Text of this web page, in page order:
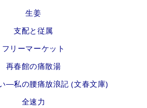
生姜
支配と従属
フリーマーケット
再春館の痛散湯
―私の腰痛放浪記 (文春文庫)
全速力